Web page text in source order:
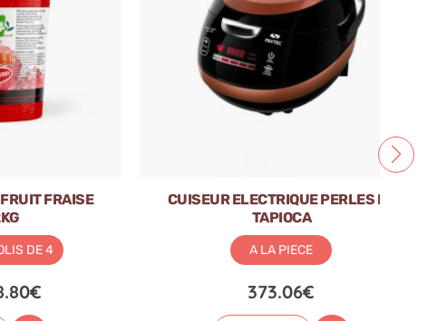
FRAISE
DE 4
CUISEUR ELECTRIQUE PERLES DE
TAPIOCA
A LA PIECE
373.06€